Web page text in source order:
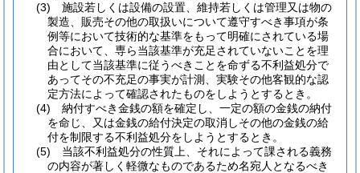
(3)
施設若しくは設備の設置、維持若しくは管理又は物の
製造、販売その他の取扱いについて遵守すべき事項が条
例等において技術的な基準をもって明確にされている場
合において、専ら当該基準が充足されていないことを理
由として当該基準に従うべきことを命ずる不利益処分で
あってその不充足の事実が計測、実験その他客観的な認
定方法によって確認されたものをしようとするとき。
(4)
納付すべき金銭の額を確定し、一定の額の金銭の納付
を命じ、又は金銭の給付決定の取消しその他の金銭の給
付を制限する不利益処分をしようとするとき。
(5)
当該不利益処分の性質上、それによって課される義務
の内容が著しく軽微なものであるため名宛人となるべき